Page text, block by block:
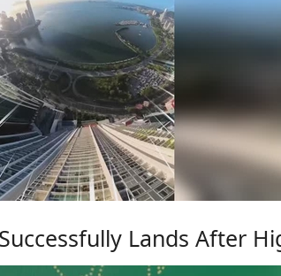
Lands After